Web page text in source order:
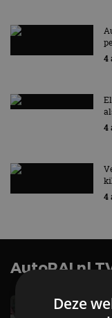
4
4
4
AutoRAI.nl
Deze